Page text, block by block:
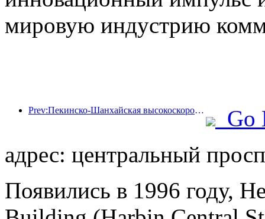
мировую индустрию
Prev:Пекинско-Шанхайская высокоскоростная железная дорога и Китайский институт экономики железных дорог достигли стратегического сотрудничества для совместного содействия качественному развитию высокоскоростных железных дорог
Go
адрес: центральный
Появились в 1996 году,